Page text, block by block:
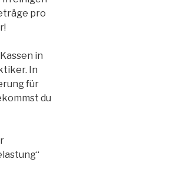
pro
in
In
für
du